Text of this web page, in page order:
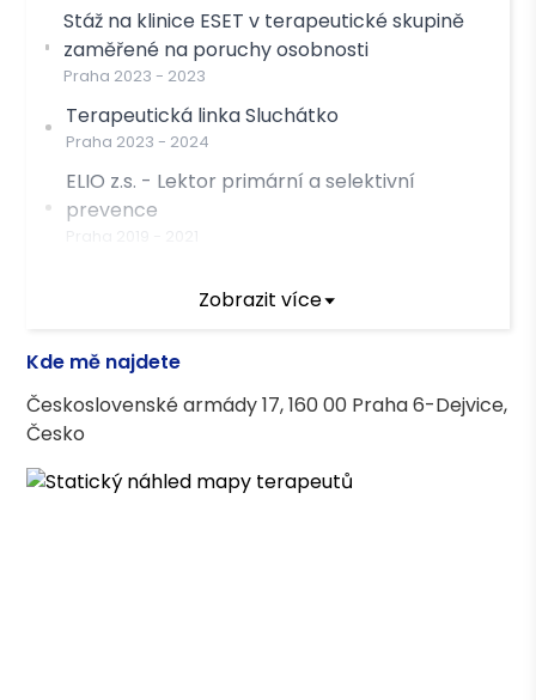
Stáž na klinice ESET v terapeutické skupině
zaměřené na poruchy osobnosti
Praha 2023 - 2023
Terapeutická linka Sluchátko
Praha 2023 - 2024
ELIO z.s. - Lektor primární a selektivní
prevence
Daseinsanalytický psychoterapeutický
výcvik
Terapeutické kurzy
Zobrazit více
Kde mě najdete
Československé armády 17, 160 00 Praha 6-Dejvice,
Česko